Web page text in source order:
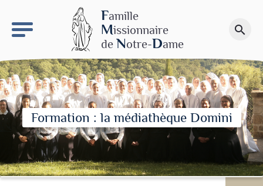
Famille
Missionnaire
de Notre-Dame
search
Faire un don
Formation : la médiathèque Domini